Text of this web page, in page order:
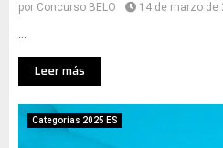
por Concurso BELO 14 de marzo de
Leer más
Categorías 2025 ES